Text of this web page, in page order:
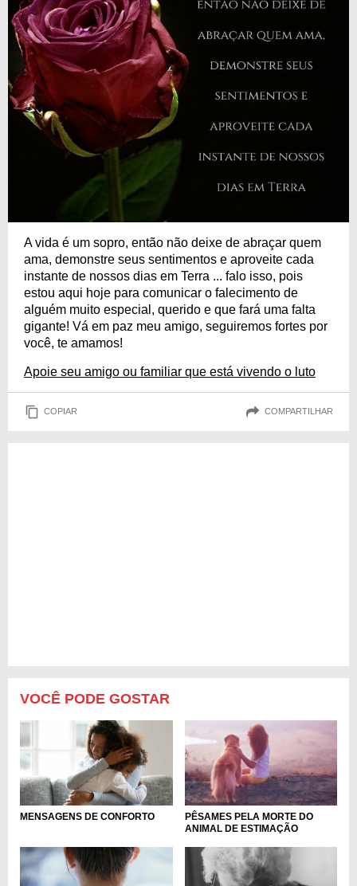
A vida é um sopro, então não deixe de abraçar quem
ama, demonstre seus sentimentos e aproveite cada
instante de nossos dias em Terra ... falo isso, pois
estou aqui hoje para comunicar o falecimento de
alguém muito especial, querido e que fará uma falta
gigante! Vá em paz meu amigo, seguiremos fortes por
você, te amamos!
Apoie seu amigo ou familiar que está vivendo o luto
COPIAR COMPARTILHAR
VOCÊ PODE GOSTAR
MENSAGENS DE CONFORTO
PÊSAMES PELA MORTE DO
ANIMAL DE ESTIMAÇÃO